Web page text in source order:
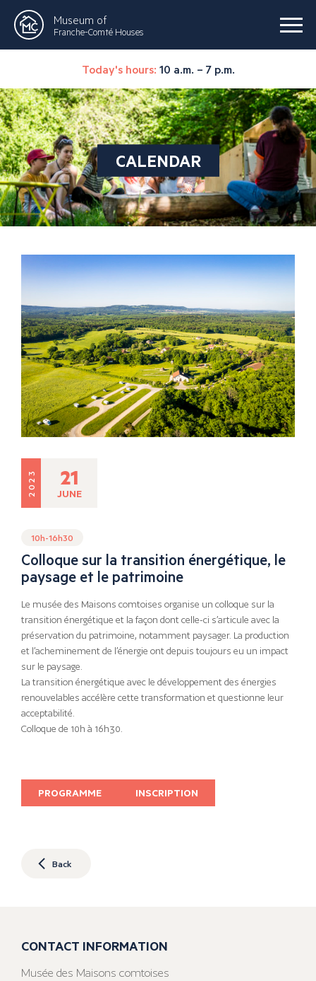
Museum of
Franche-Comté Houses
Today's hours: 10 a.m. – 7 p.m.
CALENDAR
2023 21
JUNE
10h-16h30
Colloque sur la transition énergétique, le
paysage et le patrimoine
Le musée des Maisons comtoises organise un colloque sur la
transition énergétique et la façon dont celle-ci s’articule avec la
préservation du patrimoine, notamment paysager. La production
et l’acheminement de l’énergie ont depuis toujours eu un impact
sur le paysage.
La transition énergétique avec le développement des énergies
renouvelables accélère cette transformation et questionne leur
acceptabilité.
Colloque de 10h à 16h30.
PROGRAMME INSCRIPTION
Back
CONTACT INFORMATION
Musée des Maisons comtoises